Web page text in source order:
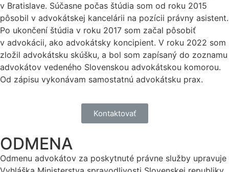
v Bratislave. Súčasne počas štúdia som od roku 2015
pôsobil v advokátskej kancelárii na pozícii právny asistent.
Po ukončení štúdia v roku 2017 som začal pôsobiť
v advokácii, ako advokátsky koncipient. V roku 2022 som
zložil advokátsku skúšku, a bol som zapísaný do zoznamu
advokátov vedeného Slovenskou advokátskou komorou.
Od zápisu vykonávam samostatnú advokátsku prax.
Kontaktovať
ODMENA
Odmenu advokátov za poskytnuté právne služby upravuje